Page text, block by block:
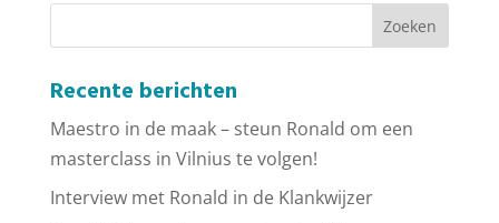
Recente berichten
Maestro in de maak – steun Ronald om een
masterclass in Vilnius te volgen!
Interview met Ronald in de Klankwijzer